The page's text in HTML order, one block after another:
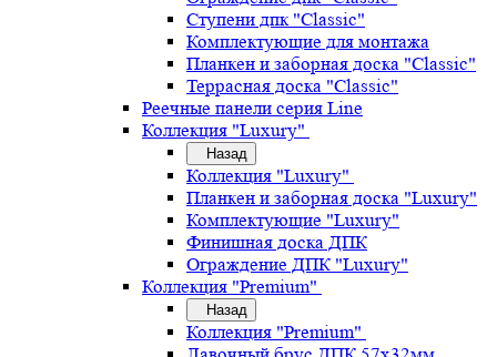
Ступени дпк "Classic"
Комплектующие для монтажа
Планкен и заборная доска "Classic"
Террасная доска "Classic"
Реечные панели серия Line
Коллекция "Luxury"
Назад
Коллекция "Luxury"
Планкен и заборная доска "Luxury"
Комплектующие "Luxury"
Финишная доска ДПК
Ограждение ДПК "Luxury"
Коллекция "Premium"
Назад
Коллекция "Premium"